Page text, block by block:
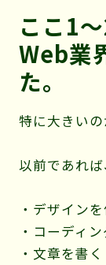
ここ1〜
Web業
た。
特に大きいの
以前であれば
・デザイン
・コーディ
・文章を書く